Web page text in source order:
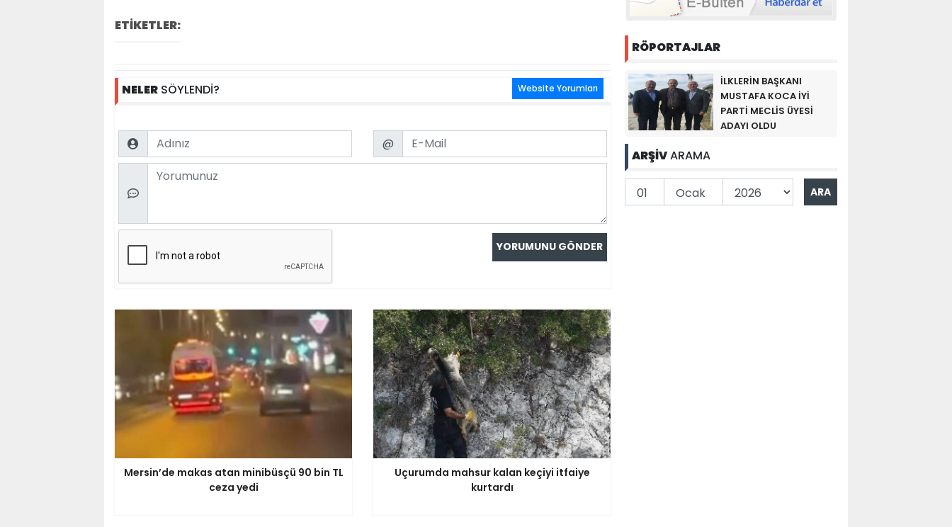
ETİKETLER:
NELER SÖYLENDİ? Website Yorumları
Name Email
@
Comment
Mersin’de makas atan minibüsçü 90 bin TL
ceza yedi
Uçurumda mahsur kalan keçiyi itfaiye
kurtardı
RÖPORTAJLAR
İLKLERİN BAŞKANI
MUSTAFA KOCA İYİ
PARTİ MECLİS ÜYESİ
ADAYI OLDU
ARŞİVARAMA